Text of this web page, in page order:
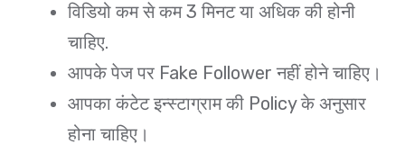
विडियो कम से कम 3 मिनट या अधिक की होनी
चाहिए.
आपके पेज पर Fake Follower नहीं होने चाहिए।
आपका कंटेट इन्स्टाग्राम की Policy के अनुसार
होना चाहिए।